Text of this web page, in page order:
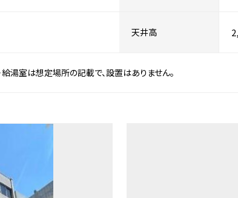
天井高
湯室は想定場所の記載で、設置はありません。